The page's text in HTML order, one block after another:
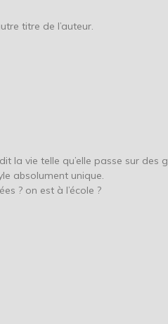
titre de l’auteur.
la vie telle qu’elle passe sur des
absolument unique.
? on est à l’école ?